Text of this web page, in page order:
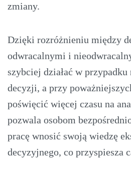
zmiany.
Dzięki rozróżnieniu między
odwracalnymi i
szybciej działać w
decyzji, a przy
poświęcić więcej czasu na
pozwala osobom
pracę wnosić swoją wiedzę
decyzyjnego, co przyspiesza